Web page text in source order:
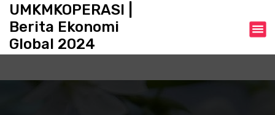
UMKMKOPERASI |
Berita Ekonomi
Global 2024